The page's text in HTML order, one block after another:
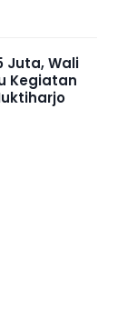
Juta, Wali
Kegiatan